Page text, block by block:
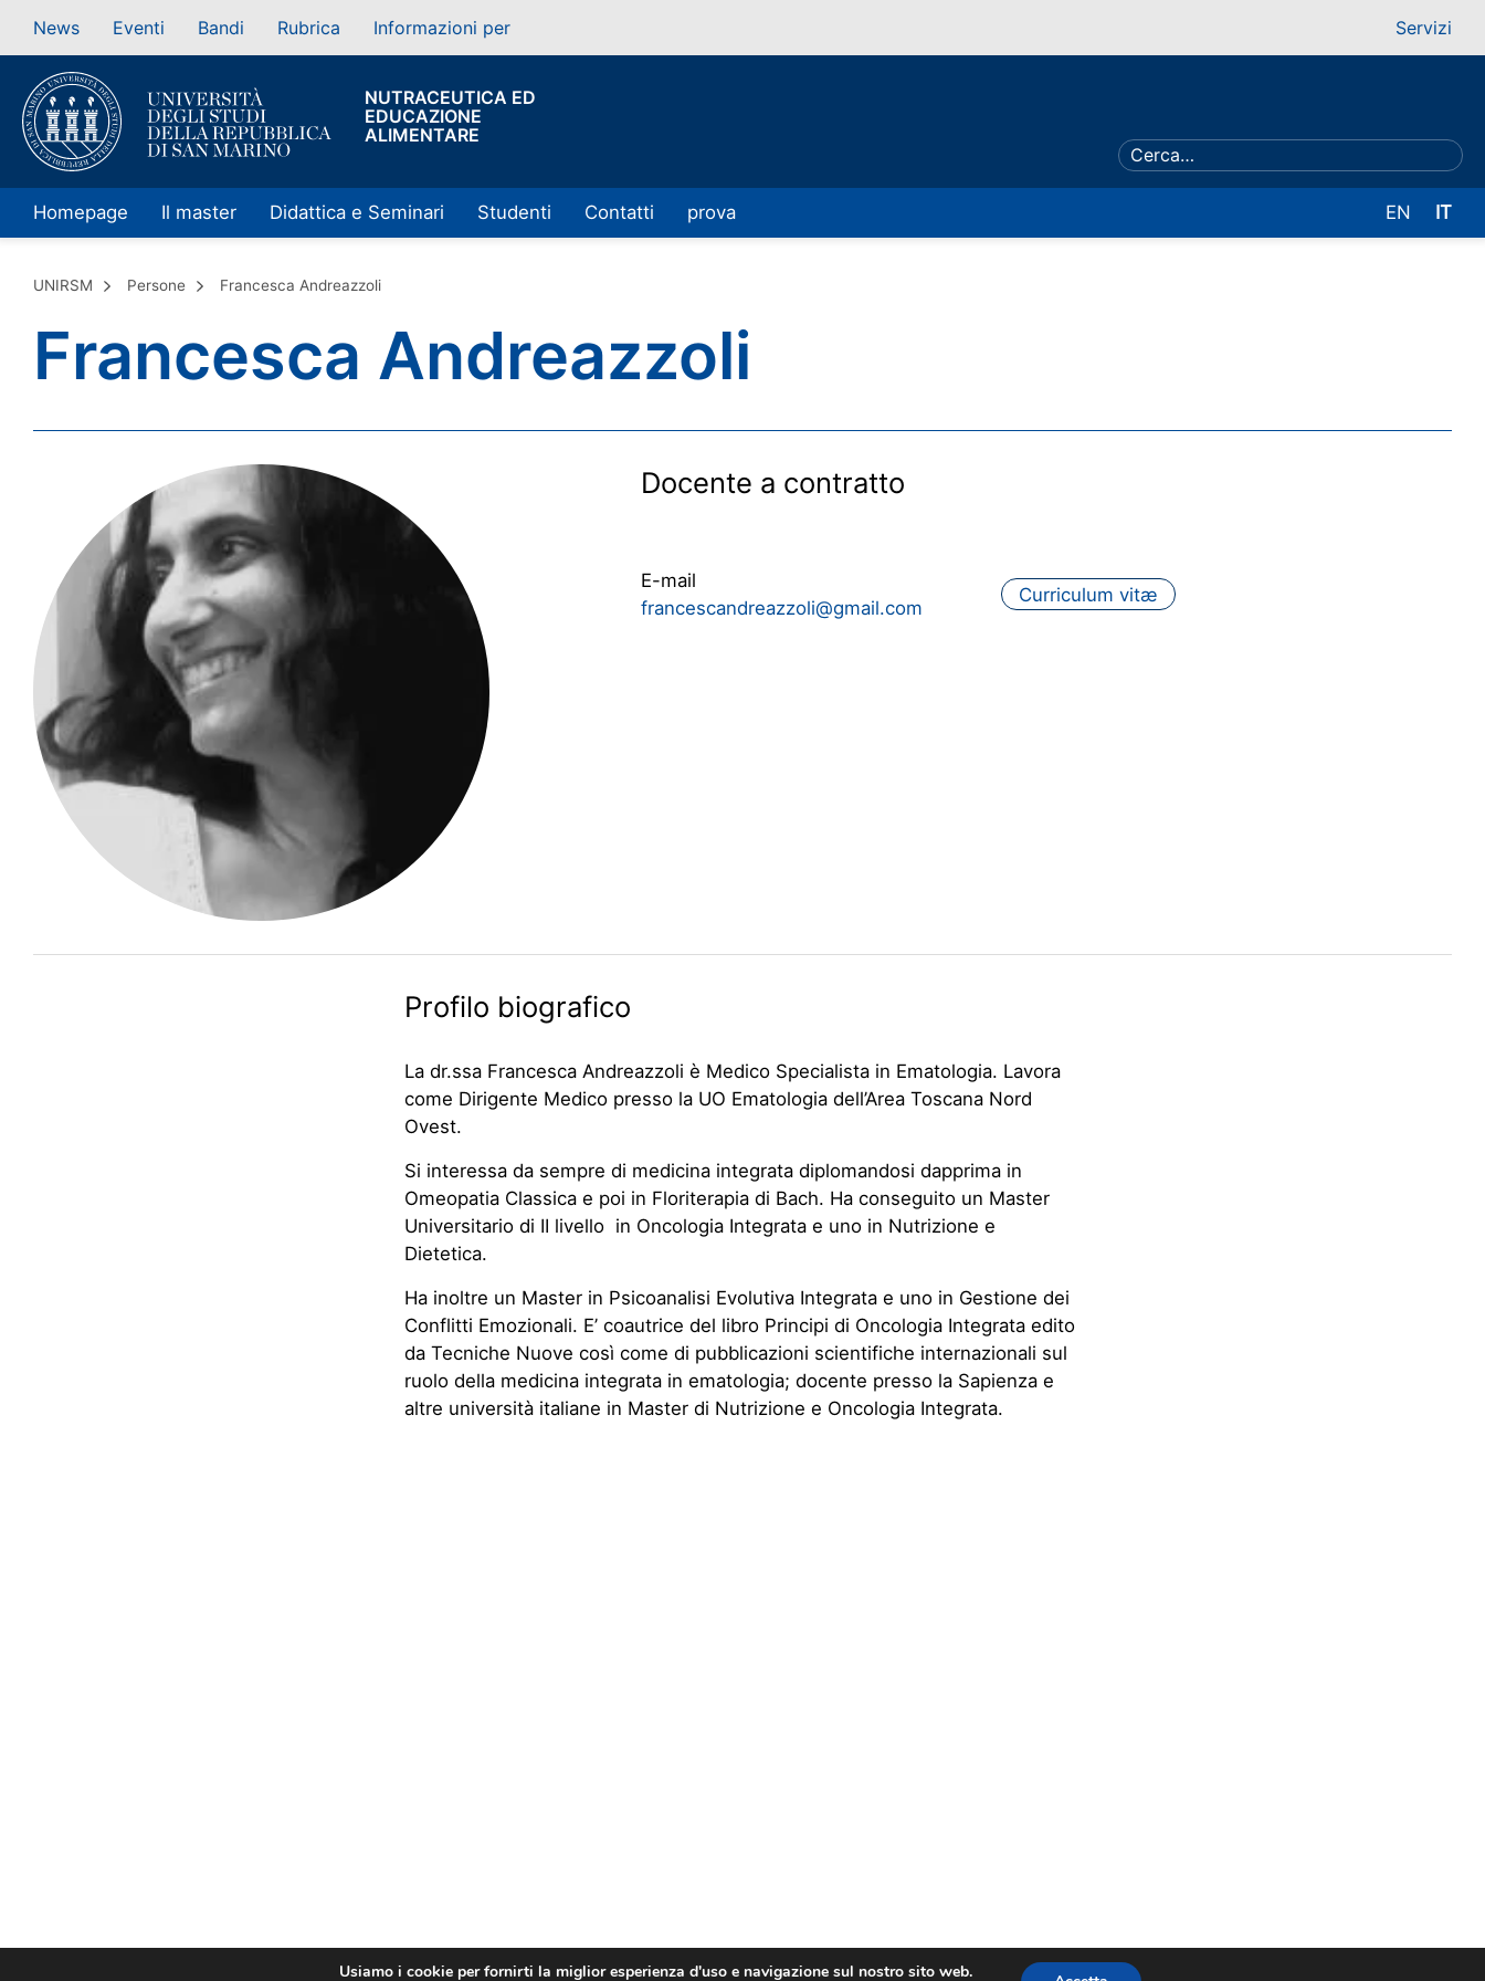
News Eventi Bandi Rubrica Informazioni per Servizi
NUTRACEUTICA ED
EDUCAZIONE
ALIMENTARE
Homepage Il master Didattica e Seminari Studenti Contatti prova EN IT
UNIRSM Persone Francesca Andreazzoli
Francesca Andreazzoli
Docente a contratto
E-mail
francescandreazzoli@gmail.com
Curriculum vitæ
Profilo biografico
La dr.ssa Francesca Andreazzoli è Medico Specialista in Ematologia. Lavora
come Dirigente Medico presso la UO Ematologia dell’Area Toscana Nord
Ovest.
Si interessa da sempre di medicina integrata diplomandosi dapprima in
Omeopatia Classica e poi in Floriterapia di Bach. Ha conseguito un Master
Universitario di II livello in Oncologia Integrata e uno in Nutrizione e
Dietetica.
Ha inoltre un Master in Psicoanalisi Evolutiva Integrata e uno in Gestione dei
Conflitti Emozionali. E’ coautrice del libro Principi di Oncologia Integrata edito
da Tecniche Nuove così come di pubblicazioni scientifiche internazionali sul
ruolo della medicina integrata in ematologia; docente presso la Sapienza e
altre università italiane in Master di Nutrizione e Oncologia Integrata.
Usiamo i cookie per fornirti la miglior esperienza d'uso e navigazione sul nostro sito web.